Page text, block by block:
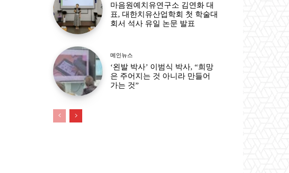
마음원예치유연구소 김연화 대
표, 대한치유산업학회 첫 학술대
회서 석사 유일 논문 발표
메인뉴스
‘왼발 박사’ 이범식 박사, “희망
은 주어지는 것 아니라 만들어
가는 것”